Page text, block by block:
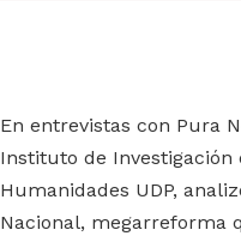
En entrevistas con Pura
Instituto de Investigación
Humanidades UDP,
Nacional, megarreforma